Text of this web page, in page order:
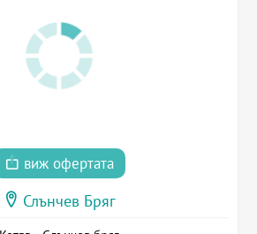
виж офертата
Слънчев Бряг